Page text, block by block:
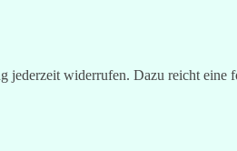
jederzeit widerrufen. Dazu reicht eine